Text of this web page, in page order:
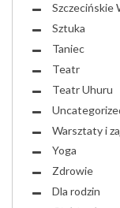
Szczecińskie
Sztuka
Taniec
Teatr
Teatr Uhuru
Warsztaty i
Yoga
Zdrowie
Dla rodzin